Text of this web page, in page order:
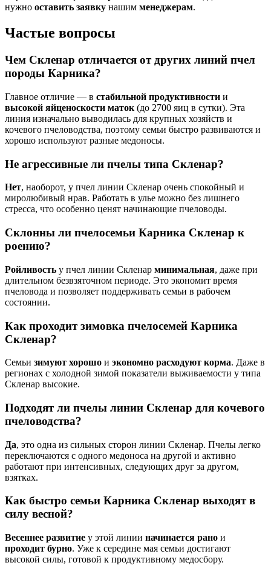
нужно оставить заявку нашим менеджерам.
Частые вопросы
Чем Скленар отличается от других линий пчел
породы Карника?
Главное отличие — в стабильной продуктивности и
высокой яйценоскости маток (до 2700 яиц в сутки). Эта
линия изначально выводилась для крупных хозяйств и
кочевого пчеловодства, поэтому семьи быстро развиваются и
хорошо используют разные медоносы.
Не агрессивные ли пчелы типа Скленар?
Нет, наоборот, у пчел линии Скленар очень спокойный и
миролюбивый нрав. Работать в улье можно без лишнего
стресса, что особенно ценят начинающие пчеловоды.
Склонны ли пчелосемьи Карника Скленар к
роению?
Ройливость у пчел линии Скленар минимальная, даже при
длительном безвзяточном периоде. Это экономит время
пчеловода и позволяет поддерживать семьи в рабочем
состоянии.
Как проходит зимовка пчелосемей Карника
Скленар?
Семьи зимуют хорошо и экономно расходуют корма. Даже в
регионах с холодной зимой показатели выживаемости у типа
Скленар высокие.
Подходят ли пчелы линии Скленар для кочевого
пчеловодства?
Да, это одна из сильных сторон линии Скленар. Пчелы легко
переключаются с одного медоноса на другой и активно
работают при интенсивных, следующих друг за другом,
взятках.
Как быстро семьи Карника Скленар выходят в
силу весной?
Весеннее развитие у этой линии начинается рано и
проходит бурно. Уже к середине мая семьи достигают
высокой силы, готовой к продуктивному медосбору.